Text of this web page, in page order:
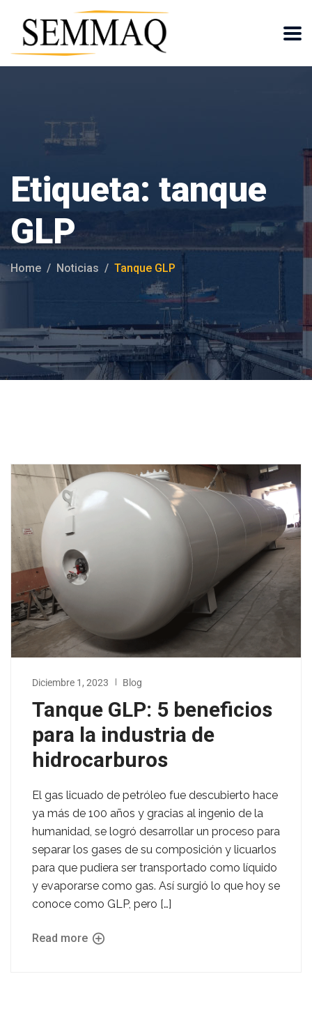
Etiqueta: tanque
GLP
Home Noticias Tanque GLP
Diciembre 1, 2023 Blog
Tanque GLP: 5 beneficios
para la industria de
hidrocarburos
El gas licuado de petróleo fue descubierto hace
ya más de 100 años y gracias al ingenio de la
humanidad, se logró desarrollar un proceso para
separar los gases de su composición y licuarlos
para que pudiera ser transportado como líquido
y evaporarse como gas. Así surgió lo que hoy se
conoce como GLP, pero […]
Read more